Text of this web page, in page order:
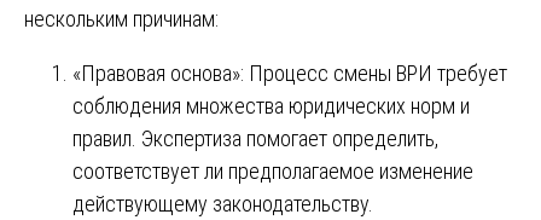
нескольким причинам:
«Правовая основа»: Процесс смены ВРИ требует
соблюдения множества юридических норм и
правил. Экспертиза помогает определить,
соответствует ли предполагаемое изменение
действующему законодательству.